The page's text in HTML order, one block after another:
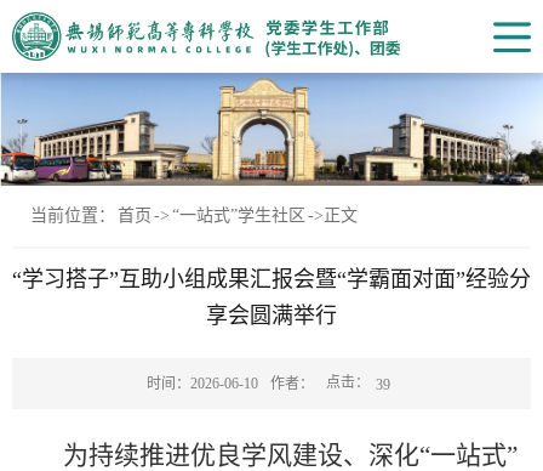
当前位置： 首页 -> “一站式”学生社区 -> 正文
“学习搭子”互助小组成果汇报会暨“学霸面对面”经验分
享会圆满举行
时间：2026-06-10 作者： 点击： 39
为持续推进优良学风建设、深化“一站式”